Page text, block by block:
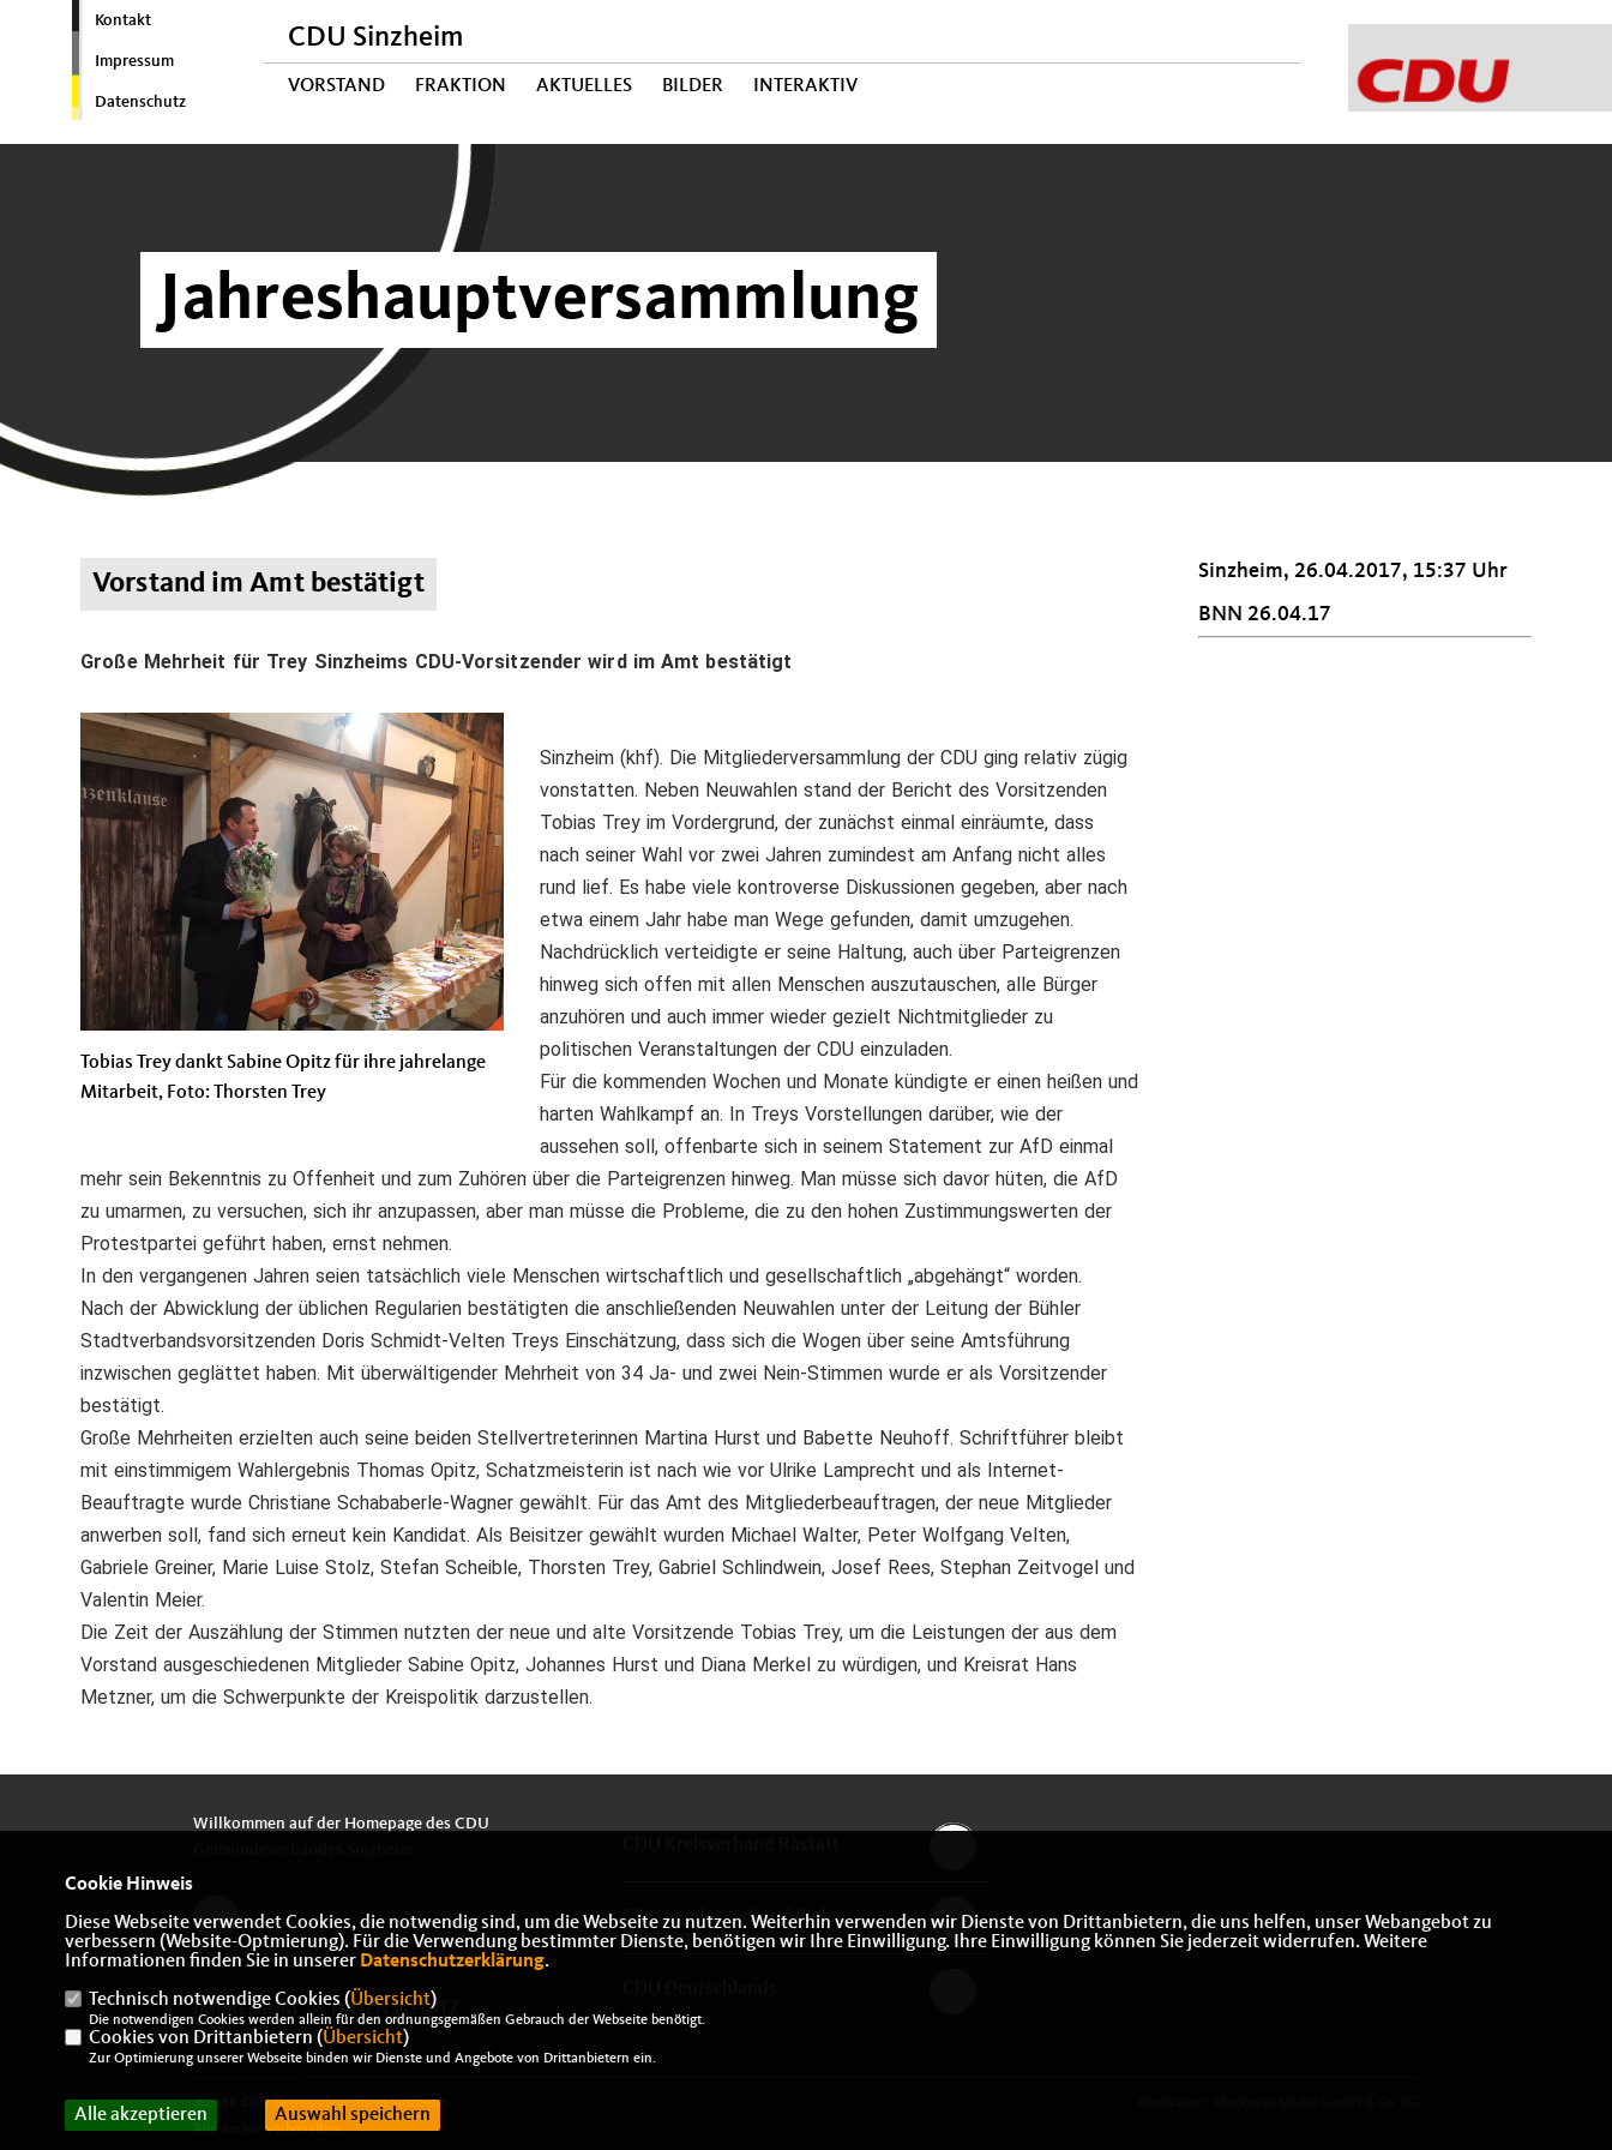
Kontakt
Impressum
Datenschutz
CDU Sinzheim
VORSTAND FRAKTION AKTUELLES BILDER INTERAKTIV
Jahreshauptversammlung
Vorstand im Amt bestätigt
Große Mehrheit für Trey Sinzheims CDU-Vorsitzender wird im Amt bestätigt
Tobias Trey dankt Sabine Opitz für ihre jahrelange
Mitarbeit, Foto: Thorsten Trey
Sinzheim (khf). Die Mitgliederversammlung der CDU ging relativ zügig
vonstatten. Neben Neuwahlen stand der Bericht des Vorsitzenden
Tobias Trey im Vordergrund, der zunächst einmal einräumte, dass
nach seiner Wahl vor zwei Jahren zumindest am Anfang nicht alles
rund lief. Es habe viele kontroverse Diskussionen gegeben, aber nach
etwa einem Jahr habe man Wege gefunden, damit umzugehen.
Nachdrücklich verteidigte er seine Haltung, auch über Parteigrenzen
hinweg sich offen mit allen Menschen auszutauschen, alle Bürger
anzuhören und auch immer wieder gezielt Nichtmitglieder zu
politischen Veranstaltungen der CDU einzuladen.
Für die kommenden Wochen und Monate kündigte er einen heißen und
harten Wahlkampf an. In Treys Vorstellungen darüber, wie der
aussehen soll, offenbarte sich in seinem Statement zur AfD einmal
mehr sein Bekenntnis zu Offenheit und zum Zuhören über die Parteigrenzen hinweg. Man müsse sich davor hüten, die AfD
zu umarmen, zu versuchen, sich ihr anzupassen, aber man müsse die Probleme, die zu den hohen Zustimmungswerten der
Protestpartei geführt haben, ernst nehmen.
In den vergangenen Jahren seien tatsächlich viele Menschen wirtschaftlich und gesellschaftlich „abgehängt“ worden.
Nach der Abwicklung der üblichen Regularien bestätigten die anschließenden Neuwahlen unter der Leitung der Bühler
Stadtverbandsvorsitzenden Doris Schmidt-Velten Treys Einschätzung, dass sich die Wogen über seine Amtsführung
inzwischen geglättet haben. Mit überwältigender Mehrheit von 34 Ja- und zwei Nein-Stimmen wurde er als Vorsitzender
bestätigt.
Große Mehrheiten erzielten auch seine beiden Stellvertreterinnen Martina Hurst und Babette Neuhoff. Schriftführer bleibt
mit einstimmigem Wahlergebnis Thomas Opitz, Schatzmeisterin ist nach wie vor Ulrike Lamprecht und als Internet-
Beauftragte wurde Christiane Schababerle-Wagner gewählt. Für das Amt des Mitgliederbeauftragen, der neue Mitglieder
anwerben soll, fand sich erneut kein Kandidat. Als Beisitzer gewählt wurden Michael Walter, Peter Wolfgang Velten,
Gabriele Greiner, Marie Luise Stolz, Stefan Scheible, Thorsten Trey, Gabriel Schlindwein, Josef Rees, Stephan Zeitvogel und
Valentin Meier.
Die Zeit der Auszählung der Stimmen nutzten der neue und alte Vorsitzende Tobias Trey, um die Leistungen der aus dem
Vorstand ausgeschiedenen Mitglieder Sabine Opitz, Johannes Hurst und Diana Merkel zu würdigen, und Kreisrat Hans
Metzner, um die Schwerpunkte der Kreispolitik darzustellen.
Sinzheim, 26.04.2017, 15:37 Uhr
BNN 26.04.17
Willkommen auf der Homepage des CDU
IMPRESSUM
DATENSCHUTZ
KONTAKT
CDU Landesverband Baden-
Württemberg
@2026 CDU Gemeindeverband Sinzheim
Alle Rechte vorbehalten.
Cookie Hinweis
Diese Webseite verwendet Cookies, die notwendig sind, um die Webseite zu nutzen. Weiterhin verwenden wir Dienste von Drittanbietern, die uns helfen, unser Webangebot zu
verbessern (Website-Optmierung). Für die Verwendung bestimmter Dienste, benötigen wir Ihre Einwilligung. Ihre Einwilligung können Sie jederzeit widerrufen. Weitere
Informationen finden Sie in unserer Datenschutzerklärung.
Technisch notwendige Cookies (Übersicht)
Die notwendigen Cookies werden allein für den ordnungsgemäßen Gebrauch der Webseite benötigt.
Cookies von Drittanbietern (Übersicht)
Zur Optimierung unserer Webseite binden wir Dienste und Angebote von Drittanbietern ein.
Alle akzeptieren Auswahl speichern